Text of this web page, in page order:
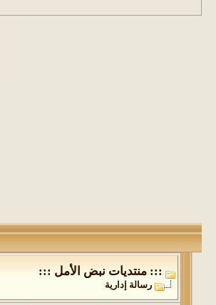
::: منتديات نبض الأمل :::
رسالة إدارية